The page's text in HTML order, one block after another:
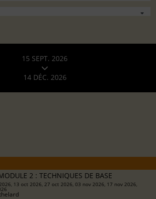
15 SEPT. 2026
14 DÉC. 2026
2 : TECHNIQUES DE BASE
13 oct 2026, 27 oct 2026, 03 nov 2026, 17 nov 2026,